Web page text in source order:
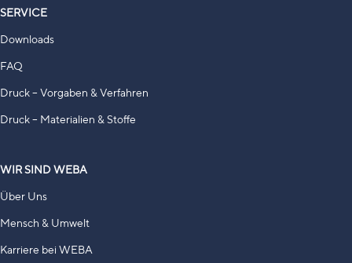
SERVICE
Downloads
FAQ
Druck – Vorgaben & Verfahren
Druck – Materialien & Stoffe
WIR SIND WEBA
Über Uns
Mensch & Umwelt
Karriere bei WEBA